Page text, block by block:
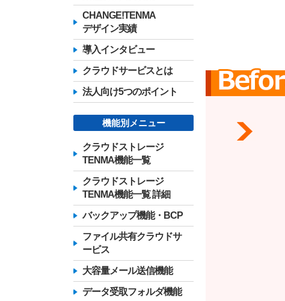
CHANGE!TENMA
デザイン実績
導入インタビュー
クラウドサービスとは
法人向け5つのポイント
機能別メニュー
クラウドストレージ
TENMA機能一覧
クラウドストレージ
TENMA機能一覧 詳細
バックアップ機能・BCP
ファイル共有クラウドサ
ービス
大容量メール送信機能
データ受取フォルダ機能